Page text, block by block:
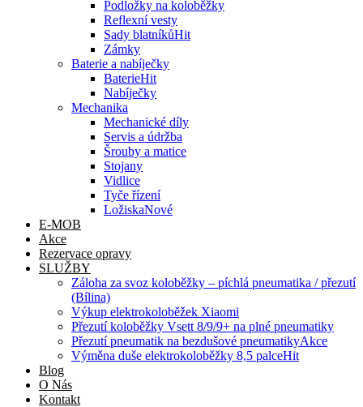
Podložky na koloběžky
Reflexní vesty
Sady blatníků
Zámky
Baterie a nabíječky
Baterie
Nabíječky
Mechanika
Mechanické díly
Servis a údržba
Šrouby a matice
Stojany
Vidlice
Tyče řízení
Ložiska
E-MOB
Akce
Rezervace opravy
SLUŽBY
Záloha za svoz koloběžky – píchlá pneumatika / přezutí
(Bílina)
Výkup elektrokoloběžek Xiaomi
Přezutí koloběžky Vsett 8/9/9+ na plné pneumatiky
Přezutí pneumatik na bezdušové pneumatiky
Výměna duše elektrokoloběžky 8,5 palce
Blog
O Nás
Kontakt